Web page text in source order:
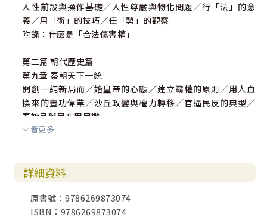
人性前設與操作基礎／人性尊嚴與物化問題／行「法」的意
義／用「術」的技巧／任「勢」的觀察
附錄：什麼是「合法傷害權」
第二篇 朝代歷史篇
第九章 秦朝天下一統
開創一純新局而／始皇帝的心態／建立霸權的原則／用人血
換來的豐功偉業／沙丘政變與權力轉移／官逼民反的典型／
秦始皇與尼布甲尼撒
附錄：兵馬俑透視皇權能量的整合
的典型／武帝的酷吏政治／獨尊儒術的意識形態／君臣的緊
張關係／東漢黨錮之
禍／天國臨格的時代
附錄：踏足中國的第一批羅馬人
看更多
詳細資料
原書號：9786269873074
ISBN：9786269873074